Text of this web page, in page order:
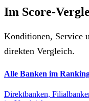
Im Score-
Konditionen, Service
direkten Vergleich.
Alle Banken im
Direktbanken,